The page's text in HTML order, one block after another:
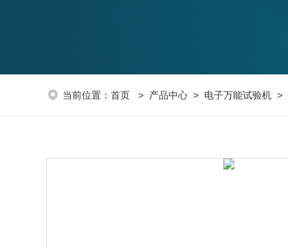
当前位置：首页 > 产品中心 > 电子万能试验机 >